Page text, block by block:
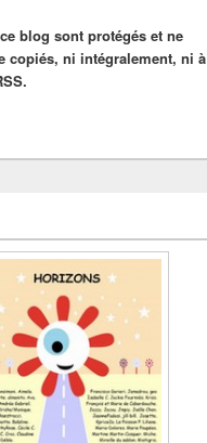
blog sont protégés et ne
copiés, ni intégralement, ni à